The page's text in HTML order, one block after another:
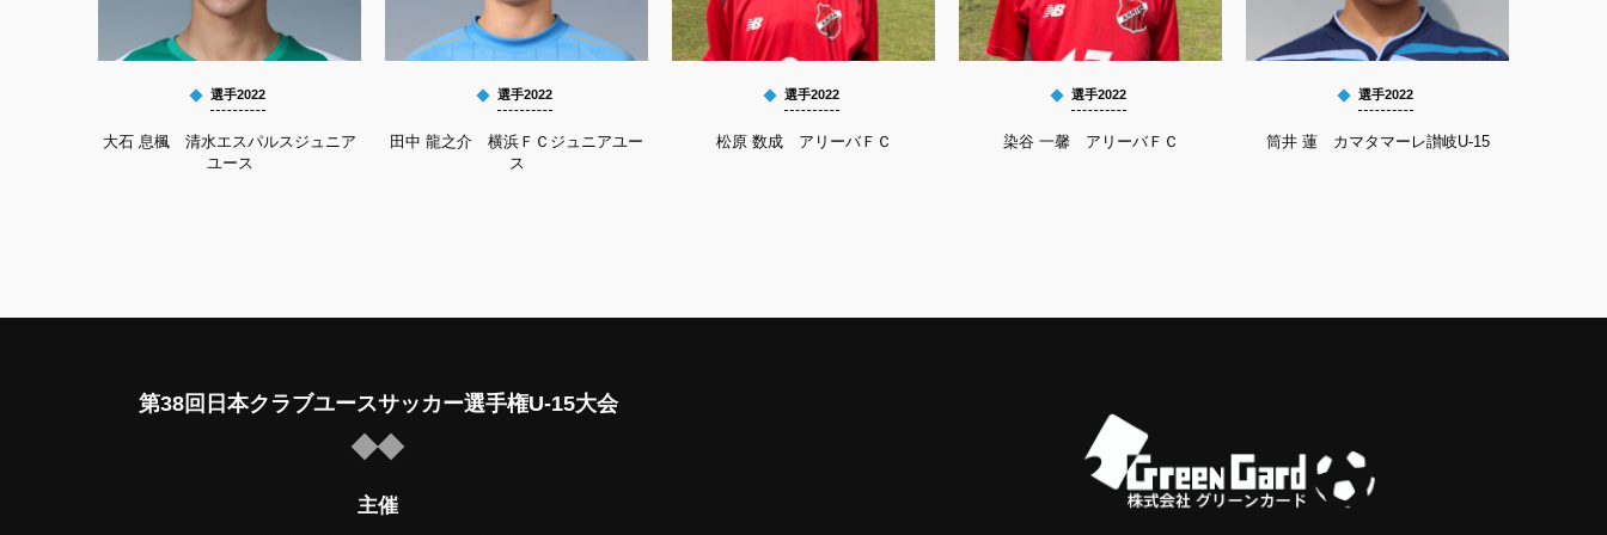
選手2022
大石 息楓 清水エスパルスジュニア
ユース
選手2022
田中 龍之介 横浜ＦＣジュニアユー
ス
選手2022
松原 数成 アリーバＦＣ
選手2022
染谷 一馨 アリーバＦＣ
選手2022
筒井 蓮 カマタマーレ讃岐U-15
第38回日本クラブユースサッカー選手権U-15大会
主催